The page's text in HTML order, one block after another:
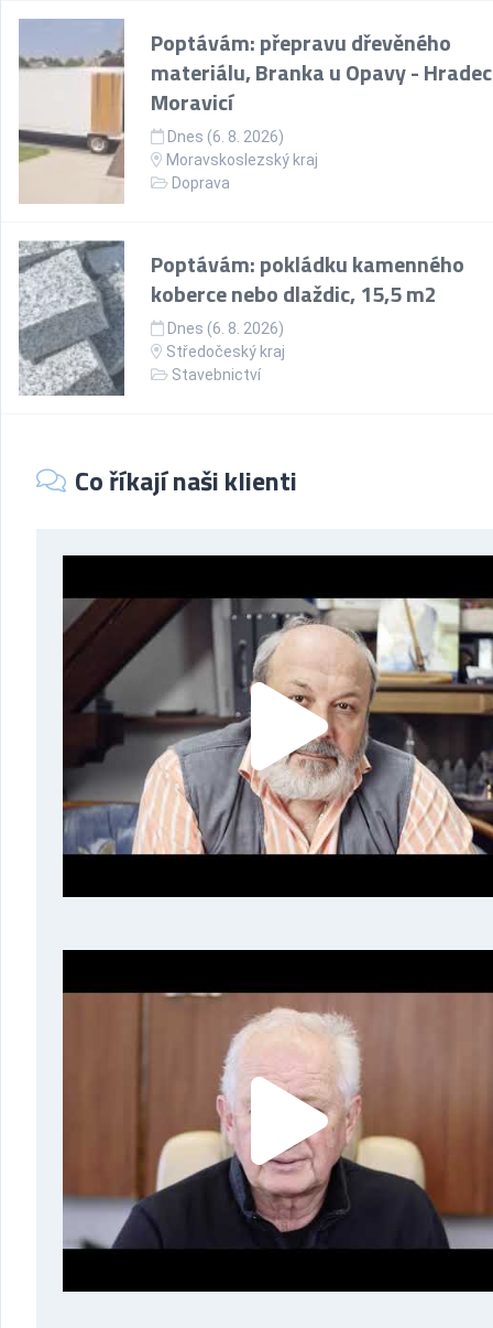
Poptávám: přepravu dřevěného
materiálu, Branka u Opavy -
Moravicí
Dnes (6. 8. 2026)
Moravskoslezský kraj
Doprava
Poptávám: pokládku kamenného
koberce nebo dlaždic, 15,5 m2
Dnes (6. 8. 2026)
Středočeský kraj
Stavebnictví
Co říkají naši klienti